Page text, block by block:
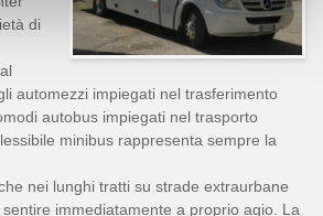
di
automezzi impiegati nel trasferimento
autobus impiegati nel trasporto
minibus rappresenta sempre la
nei lunghi tratti su strade extraurbane
immediatamente a proprio agio. La